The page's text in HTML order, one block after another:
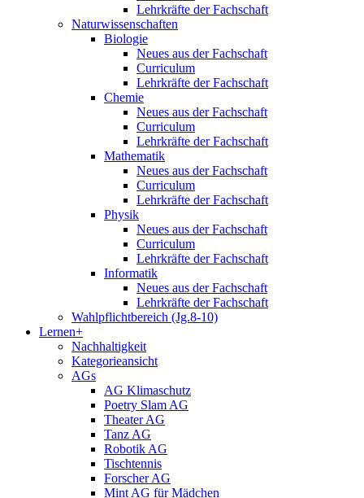
Lehrkräfte der Fachschaft
Naturwissenschaften
Biologie
Neues aus der Fachschaft
Curriculum
Lehrkräfte der Fachschaft
Chemie
Neues aus der Fachschaft
Curriculum
Lehrkräfte der Fachschaft
Mathematik
Neues aus der Fachschaft
Curriculum
Lehrkräfte der Fachschaft
Physik
Neues aus der Fachschaft
Curriculum
Lehrkräfte der Fachschaft
Informatik
Neues aus der Fachschaft
Lehrkräfte der Fachschaft
Wahlpflichtbereich (Jg.8-10)
Lernen+
Nachhaltigkeit
Kategorieansicht
AGs
AG Klimaschutz
Poetry Slam AG
Theater AG
Tanz AG
Robotik AG
Tischtennis
Forscher AG
Mint AG für Mädchen